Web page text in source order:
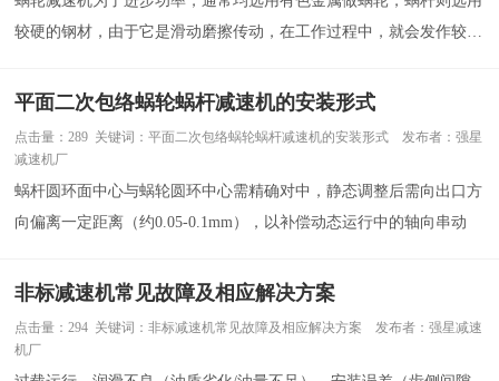
较硬的钢材，由于它是滑动磨擦传动，在工作过程中，就会发作较高
面发作空隙，而油液由于温度的升高变稀，简单形成走漏
平面二次包络蜗轮蜗杆减速机的安装形式
点击量：289 关键词：平面二次包络蜗轮蜗杆减速机的安装形式 发布者：强星
减速机厂
蜗杆圆环面中心与蜗轮圆环中心需精确对中，静态调整后需向出口方
向偏离一定距离（约0.05-0.1mm），以补偿动态运行中的轴向串动
非标减速机常见故障及相应解决方案
点击量：294 关键词：非标减速机常见故障及相应解决方案 发布者：强星减速
机厂